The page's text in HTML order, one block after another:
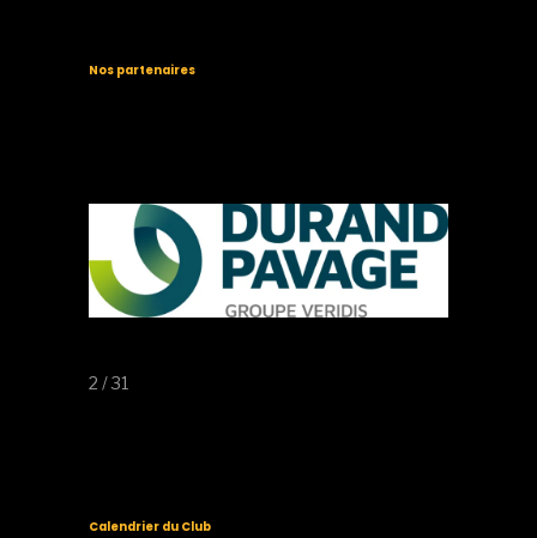
Nos partenaires
2 / 31
Calendrier du Club